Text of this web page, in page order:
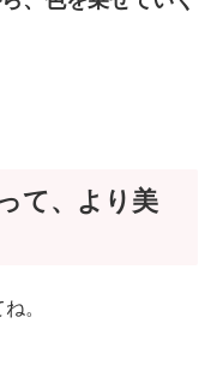
て、より美
。